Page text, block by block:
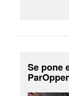
Se pone